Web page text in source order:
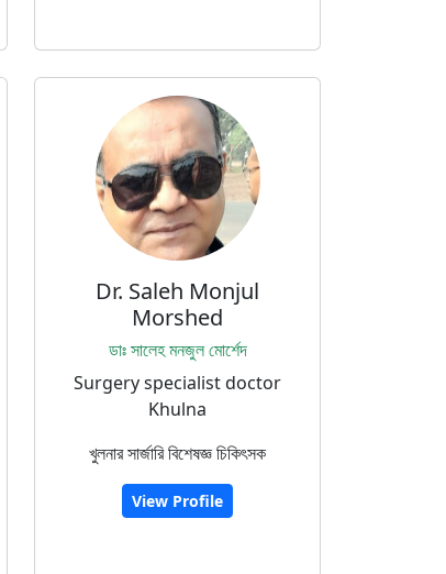
Dr. Saleh Monjul
Morshed
ডাঃ সালেহ মনজুল মোর্শেদ
Surgery specialist doctor
Khulna
খুলনার সার্জারি বিশেষজ্ঞ চিকিৎসক
View Profile